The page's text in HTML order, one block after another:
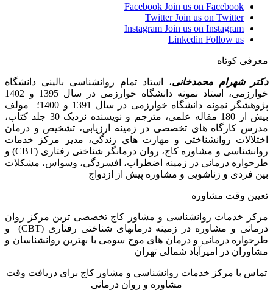
Facebook Join us on Facebook
Twitter Join us on Twitter
Instagram Join us on Instagram
Linkedin Follow us
معرفی کوتاه
دکتر شهرام محمدخانی، استاد تمام روانشناسی بالینی دانشگاه
خوارزمی، استاد نمونه دانشگاه خوارزمی در سال 1395 و 1402
پژوهشگر نمونه دانشگاه خوارزمی در سال 1391 و 1400؛ مولف
بیش از 180 مقاله علمی، مترجم و نویسنده نزدیک 30 جلد کتاب،
مدرس کارگاه­ های تخصصی در زمینه ارزیابی، تشخیص و درمان
اختلالات روانشناختی و مهارت های زندگی، مدیر مرکز خدمات
روانشناسی و مشاوره کاج، روان­ درمانگر شناختی رفتاری (CBT) و
طرحواره درمانی در زمینه اضطراب، افسردگی، وسواس، مشکلات
بین فردی و زناشویی و مشاوره پیش از ازدواج
تعیین وقت مشاوره
مرکز خدمات روانشناسی و مشاور کاج تخصصی‏ ترین مرکز روان
درمانی و مشاوره در زمینه درمان‏های شناختی رفتاری (CBT) و
طرحواره درمانی و درمان های موج سومی با بهترین روانشناسان و
مشاوران در امیرآباد شمالی تهران
تماس با مرکز خدمات روانشناسی و مشاور کاج برای دریافت وقت
مشاوره و روان درمانی